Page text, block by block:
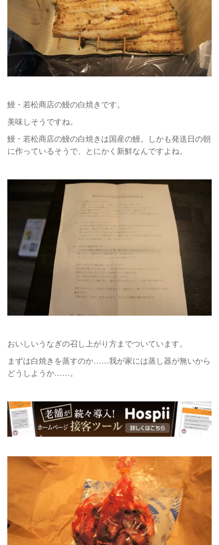
鰻・若松商店の鰻の白焼きです。
美味しそうですね。
鰻・若松商店の鰻の白焼きは国産の鰻。しかも発送日の朝
に作っているそうで、とにかく新鮮なんですよね。
おいしいうなぎの召し上がり方までついています。
まずは白焼きを蒸すのか……我が家には蒸し器が無いから
どうしようか……。